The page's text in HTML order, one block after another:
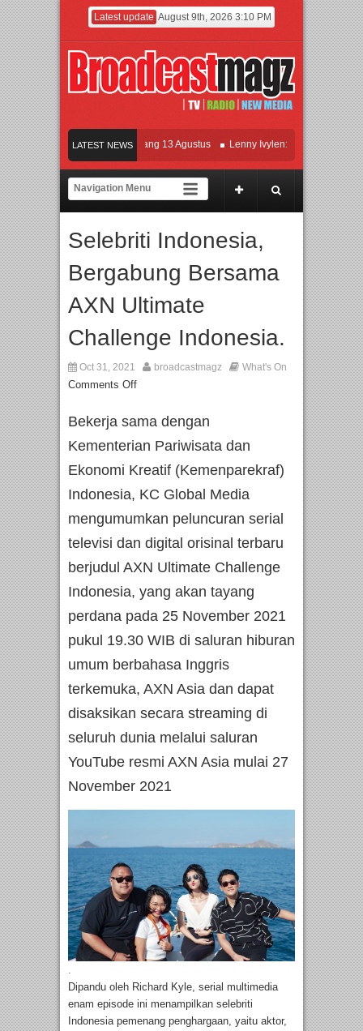
Latest update August 9th, 2026 3:10 PM
LATEST NEWS
KETOK MEJIK Siap Tayang 13 Agustus Lenny Ivylen: 26 Tahun Jaga
dan Universitas Agung Podomoro Jalin Kerja Sama Pendidikan dan Riset untuk
Selebriti Indonesia,
Bergabung Bersama
AXN Ultimate
Challenge Indonesia.
Oct 31, 2021 broadcastmagz What's On
Comments Off
Bekerja sama dengan
Kementerian Pariwisata dan
Ekonomi Kreatif (Kemenparekraf)
Indonesia, KC Global Media
mengumumkan peluncuran serial
televisi dan digital orisinal terbaru
berjudul AXN Ultimate Challenge
Indonesia, yang akan tayang
perdana pada 25 November 2021
pukul 19.30 WIB di saluran hiburan
umum berbahasa Inggris
terkemuka, AXN Asia dan dapat
disaksikan secara streaming di
seluruh dunia melalui saluran
YouTube resmi AXN Asia mulai 27
November 2021
.
Dipandu oleh Richard Kyle, serial multimedia
enam episode ini menampilkan selebriti
Indonesia pemenang penghargaan, yaitu aktor,